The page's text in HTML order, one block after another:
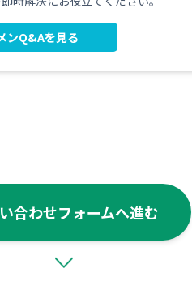
ンQ&Aを見る
合わせフォームへ進む